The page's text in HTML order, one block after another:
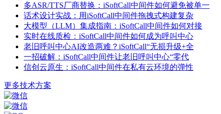
多ASR/TTS厂商替换：iSoftCall中间件如何避免被单一
话术设计实战：用iSoftCall中间件拖拽式构建复杂
大模型（LLM）集成指南：iSoftCall中间件如何对接
实时在线质检：iSoftCall中间件如何成为呼叫中心
老旧呼叫中心AI改造两难？iSoftCall“无损升级+全
一招破解：iSoftCall中间件让老旧呼叫中心“零代
信创云原生：iSoftCall中间件在私有云环境的弹性
更多技术方案